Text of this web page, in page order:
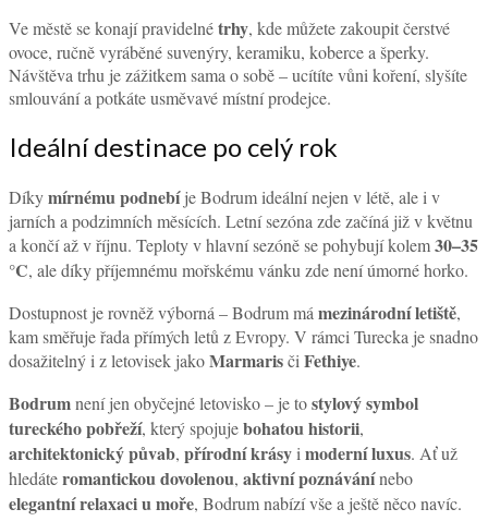
Ve městě se konají pravidelnétrhy, kde můžete zakoupit čerstvé
ovoce, ručně vyráběné suvenýry, keramiku, koberce a šperky.
Návštěva trhu je zážitkem sama o sobě – ucítíte vůni koření, slyšíte
smlouvání a potkáte usměvavé místní prodejce.
Ideální destinace po celý rok
Díkymírnému podnebíje Bodrum ideální nejen v létě, ale i v
jarních a podzimních měsících. Letní sezóna zde začíná již v květnu
a končí až v říjnu. Teploty v hlavní sezóně se pohybují kolem30–35
°C, ale díky příjemnému mořskému vánku zde není úmorné horko.
Dostupnost je rovněž výborná – Bodrum má mezinárodní letiště,
kam směřuje řada přímých letů z Evropy. V rámci Turecka je snadno
dosažitelný i z letovisek jakoMarmarisči Fethiye.
Bodrumnení jen obyčejné letovisko – je tostylový symbol
tureckého pobřeží, který spojujebohatou historii,
architektonický půvab, přírodní krásyi moderní luxus. Ať už
hledáteromantickou dovolenou, aktivní poznávánínebo
elegantní relaxaci u moře, Bodrum nabízí vše a ještě něco navíc.